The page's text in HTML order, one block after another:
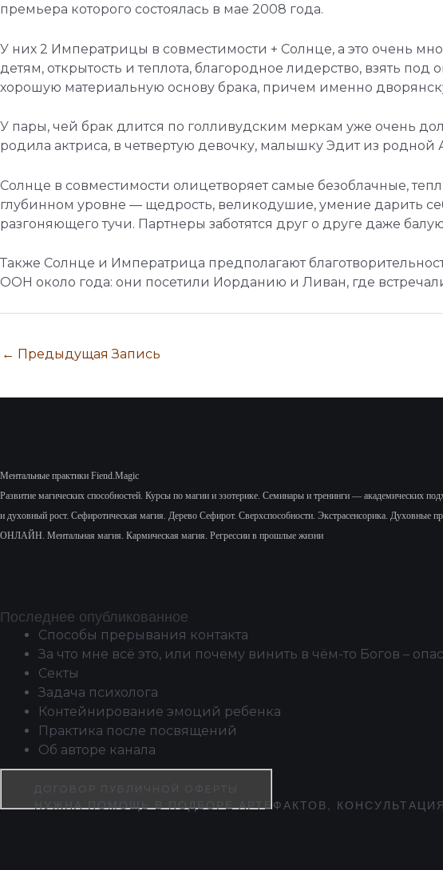
премьера которого состоялась в мае 2008 года.
У них 2 Императрицы в совместимости + Солнце, а это очень
детям, открытость и теплота, благородное лидерство, взять
хорошую материальную основу брака, причем именно
У пары, чей брак длится по голливудским меркам уже очень
родила актриса, в четвертую девочку, малышку Эдит из
Солнце в совместимости олицетворяет самые безоблачные,
глубинном уровне — щедрость, великодушие, умение дарить
разгоняющего тучи. Партнеры заботятся друг о друге даже
Также Солнце и Императрица предполагают
ООН около года: они посетили Иорданию и Ливан, где
← Предыдущая Запись
Ментальные практики Fiend.Magic
Развитие магических способностей. Курсы по магии и эзотерике. Семинары и тренинги — академических
и духовный рост. Сефиротическая магия. Дерево Сефирот. Сверхспособности. Экстрасенсорика. Духовные
ОНЛАЙН. Ментальная магия. Кармическая магия. Регрессии в прошлые жизни
Последнее опубликованное
Способы прерывания контакта
За что мне всё это, или почему винить в чём-то Богов –
Секты
Задача психолога
Контейнирование эмоций ребенка
Практика после посвящений
Об авторе канала
ДОГОВОР ПУБЛИЧНОЙ ОФЕРТЫ
НУЖНА ПОМОЩЬ В ПОДБОРЕ АРТЕФАКТОВ,